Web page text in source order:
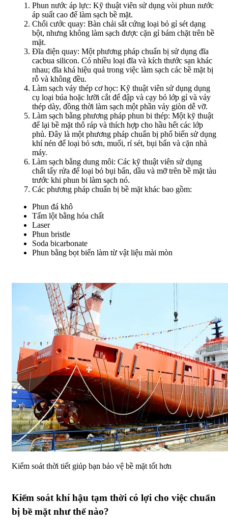
Phun nước áp lực: Kỹ thuật viên sử dụng vòi phun nước
áp suất cao để làm sạch bề mặt.
Chổi cước quay: Bàn chải sắt cứng loại bỏ gỉ sét dạng
bột, nhưng không làm sạch được cặn gỉ bám chặt trên bề
mặt.
Đĩa điện quay: Một phương pháp chuẩn bị sử dụng đĩa
cacbua silicon. Có nhiều loại đĩa và kích thước sạn khác
nhau; đĩa khá hiệu quả trong việc làm sạch các bề mặt bị
rỗ và không đều.
Làm sạch vảy thép cơ học: Kỹ thuật viên sử dụng dụng
cụ loại búa hoặc lưỡi cắt để đập và cạy bỏ lớp gỉ và vảy
thép dày, đồng thời làm sạch một phần vảy giòn dễ vỡ.
Làm sạch bằng phương pháp phun bi thép: Một kỹ thuật
để lại bề mặt thô ráp và thích hợp cho hầu hết các lớp
phủ. Đây là một phương pháp chuẩn bị phổ biến sử dụng
khí nén để loại bỏ sơn, muối, rỉ sét, bụi bẩn và cặn nhà
máy.
Làm sạch bằng dung môi: Các kỹ thuật viên sử dụng
chất tẩy rửa để loại bỏ bụi bẩn, dầu và mỡ trên bề mặt tàu
trước khi phun bi làm sạch nó.
Các phương pháp chuẩn bị bề mặt khác bao gồm:
Phun đá khô
Tấm lột bằng hóa chất
Laser
Phun bristle
Soda bicarbonate
Phun bằng bọt biển làm từ vật liệu mài mòn
Kiểm soát thời tiết giúp bạn bảo vệ bề mặt tốt hơn
Kiểm soát khí hậu tạm thời có lợi cho việc chuẩn
bị bề mặt như thế nào?